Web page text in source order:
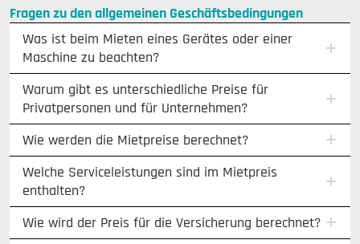
Fragen zu den allgemeinen Geschäftsbedingungen
Was ist beim Mieten eines Gerätes oder einer
Maschine zu beachten?
Warum gibt es unterschiedliche Preise für
Privatpersonen und für Unternehmen?
Wie werden die Mietpreise berechnet?
Welche Serviceleistungen sind im Mietpreis
enthalten?
Wie wird der Preis für die Versicherung berechnet?